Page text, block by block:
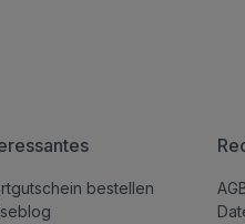
bestellen